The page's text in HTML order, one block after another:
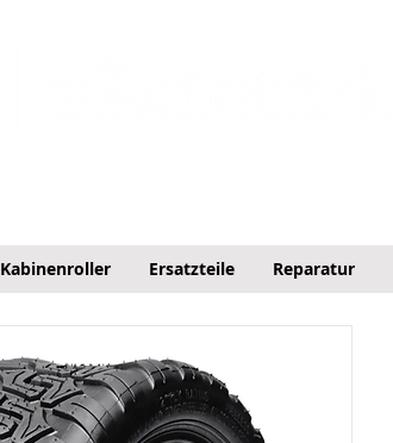
Kabinenroller Ersatzteile Reparatur